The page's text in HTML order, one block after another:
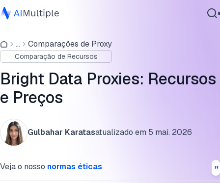
IA Agêntica
Segurança cibernética
Dados
Software Empresarial
Serviços
... Comparações de Proxy
Comparação de Recursos
Bright Data Proxies: Recursos
e Preços
Gulbahar Karatasatualizado em 5 mai. 2026
Veja o nosso normas éticas
Rede de proxies da Bright Data
Proxy residencial
Proxy de datacenter
Proxy móvel
Proxy residencial estático (Proxies ISP)
Detalhes de preços